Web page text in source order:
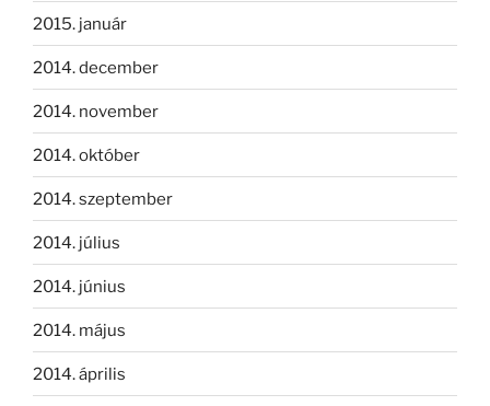
2015. január
2014. december
2014. november
2014. október
2014. szeptember
2014. július
2014. június
2014. május
2014. április